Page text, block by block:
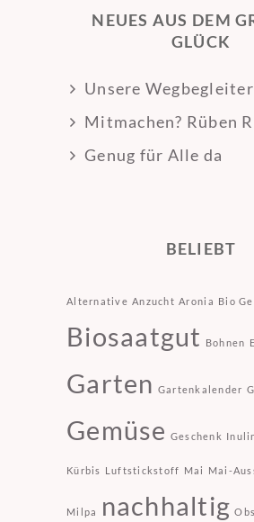
NEUES AUS DEM
GLÜCK
Unsere Wegbegleiter
Mitmachen? Rüben
Genug für Alle da
BELIEBT
Alternative Anzucht Aronia Bio
Biosaatgut Bohnen
Garten Gartenkalender
Gemüse Geschenk
Kürbis Luftstickstoff Mai Mai-
Milpa nachhaltig